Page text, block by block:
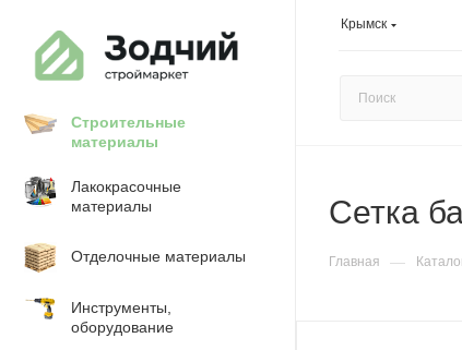
Крымск
Строительные
материалы
Лакокрасочные
материалы
Отделочные материалы
Инструменты,
оборудование
Сетка
Главная —